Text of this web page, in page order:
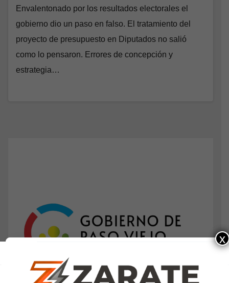
Envalentonado por los resultados electorales el
gobierno dio un paso en falso. El tratamiento del
proyecto de presupuesto en Diputados no salió
como lo pensaron. Errores de concepción y
estrategia…
x